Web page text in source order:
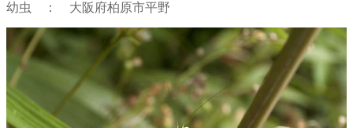
幼虫 ： 大阪府柏原市平野